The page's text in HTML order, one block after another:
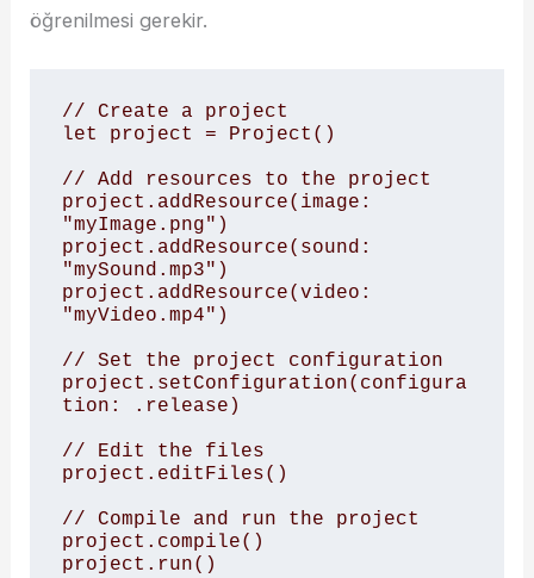
öğrenilmesi gerekir.
// Create a project
let project = Project()
// Add resources to the project
project.addResource(image:
"myImage.png")
project.addResource(sound:
"mySound.mp3")
project.addResource(video:
"myVideo.mp4")
// Set the project configuration
project.setConfiguration(configura
tion: .release)
// Edit the files
project.editFiles()
// Compile and run the project
project.compile()
project.run()